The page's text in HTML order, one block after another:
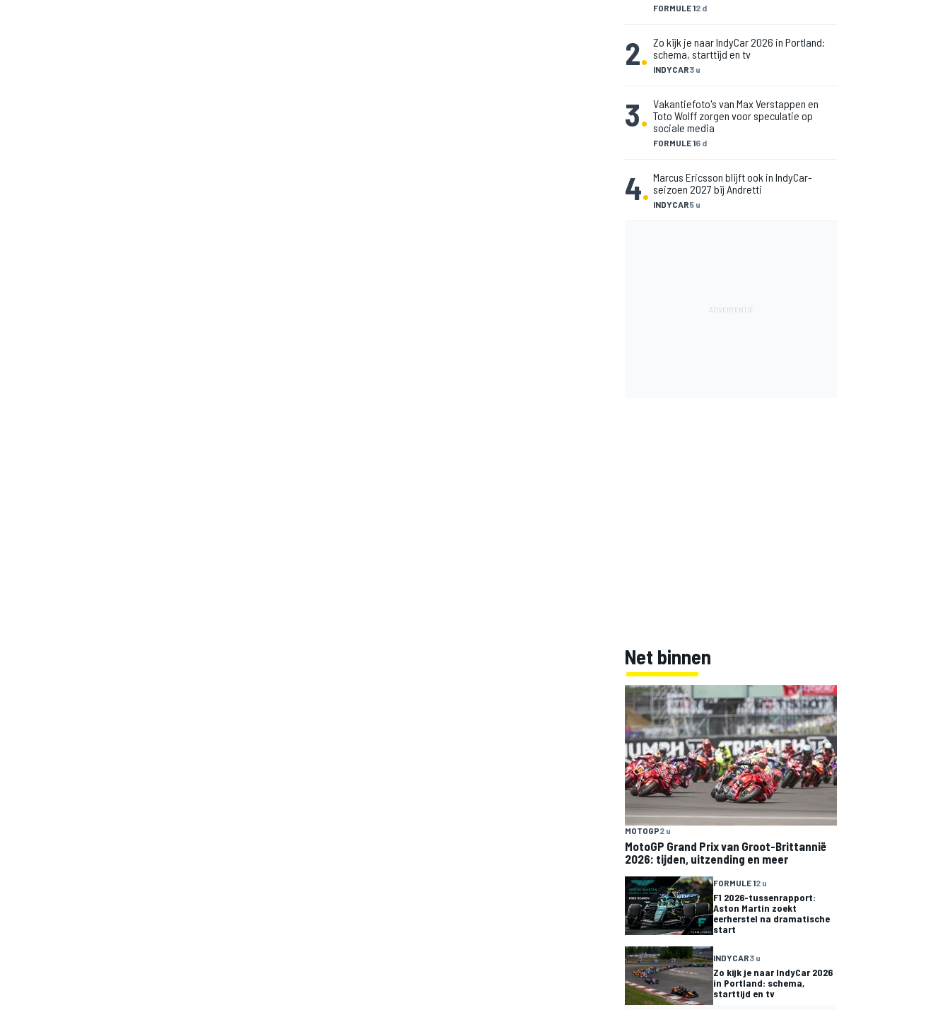
FORMULE 12 d
2. INDYCAR3 u
Zo kijk je naar IndyCar 2026 in Portland:
schema, starttijd en tv
3.
FORMULE 16 d
Vakantiefoto's van Max Verstappen en
Toto Wolff zorgen voor speculatie op
sociale media
4. INDYCAR5 u
Marcus Ericsson blijft ook in IndyCar-
seizoen 2027 bij Andretti
Net binnen
MOTOGP2 u
MotoGP Grand Prix van Groot-Brittannië
2026: tijden, uitzending en meer
FORMULE 12 u
F1 2026-tussenrapport:
Aston Martin zoekt
eerherstel na dramatische
start
INDYCAR3 u
Zo kijk je naar IndyCar 2026
in Portland: schema,
starttijd en tv